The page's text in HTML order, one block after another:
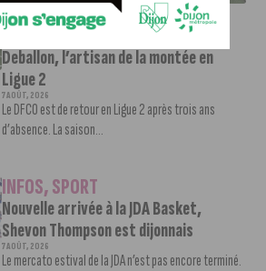
INFOS,SPORT
DFCO : Rencontre avec Pierre-Henri
Deballon, l’artisan de la montée en
Ligue 2
7 AOÛT, 2026
Le DFCO est de retour en Ligue 2 après trois ans
d’absence. La saison...
INFOS,SPORT
Nouvelle arrivée à la JDA Basket,
Shevon Thompson est dijonnais
7 AOÛT, 2026
Le mercato estival de la JDA n’est pas encore terminé.